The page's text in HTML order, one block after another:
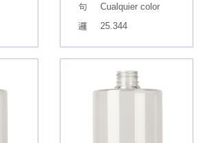
Cualquier color
25.344